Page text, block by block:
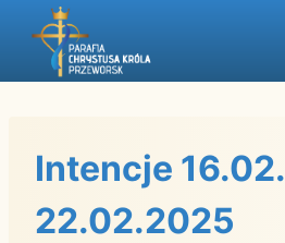
Przejdź
Intencje
22.02.2025